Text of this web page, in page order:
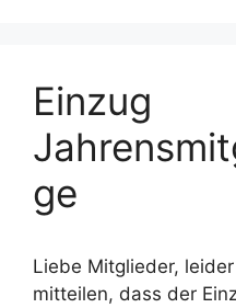
Einzug
ge
Liebe Mitglieder,
mitteilen, dass der